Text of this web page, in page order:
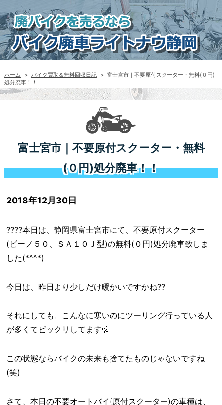
ホーム > バイク買取＆無料回収日記 > 富士宮市｜不要原付スクーター・無料(０円)
処分廃車！！
富士宮市｜不要原付スクーター・無料
(０円)処分廃車！！
2018年12月30日
????本日は、静岡県富士宮市にて、不要原付スクーター
(ビーノ５０、ＳＡ１０Ｊ型)の無料(０円)処分廃車致しま
した(*^^*)
今日は、昨日より少しだけ暖かいですかね??
それにしても、こんなに寒いのにツーリング行っている人
が多くてビックリしてます💦
この状態ならバイクの未来も捨てたものじゃないですね
(笑)
さて、本日の不要オートバイ(原付スクーター)の車種は、